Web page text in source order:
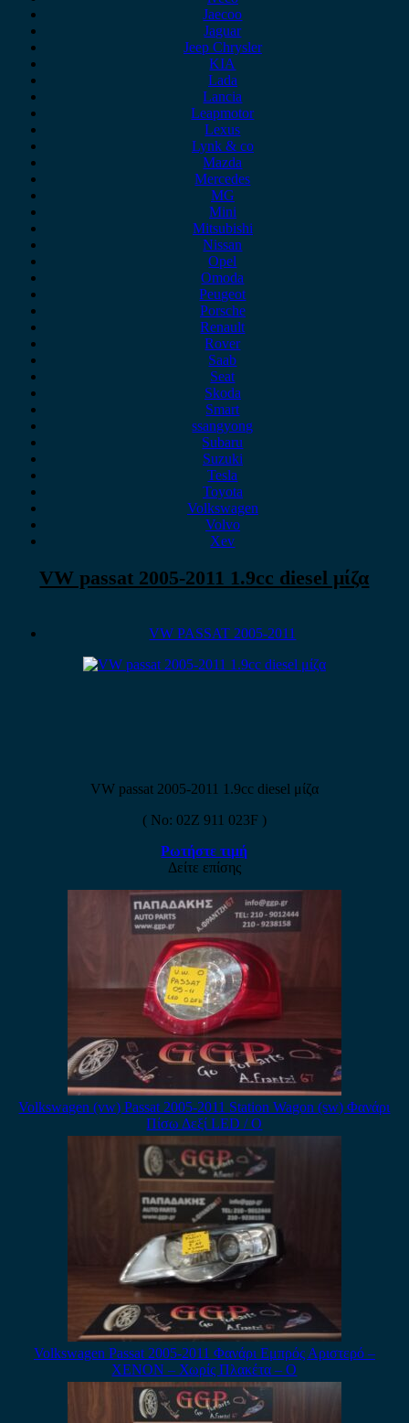
Jaecoo
Jaguar
Jeep Chrysler
KIA
Lada
Lancia
Leapmotor
Lexus
Lynk & co
Mazda
Mercedes
MG
Mini
Mitsubishi
Nissan
Opel
Omoda
Peugeot
Porsche
Renault
Rover
Saab
Seat
Skoda
Smart
ssangyong
Subaru
Suzuki
Tesla
Toyota
Volkswagen
Volvo
Xev
VW passat 2005-2011 1.9cc diesel μίζα
VW PASSAT 2005-2011
VW passat 2005-2011 1.9cc diesel μίζα
( No: 02Z 911 023F )
Ρωτήστε τιμή
Δείτε επίσης
Volkswagen (vw) Passat 2005-2011 Station Wagon (sw) Φανάρι
Πίσω Δεξί LED / Ο
Volkswagen Passat 2005-2011 Φανάρι Εμπρός Αριστερό –
XENON – Χωρίς Πλακέτα – Ο